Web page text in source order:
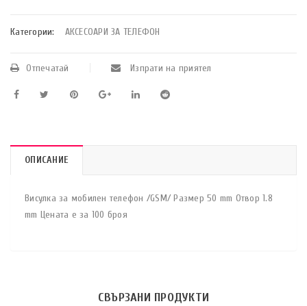
Категории: АКСЕСОАРИ ЗА ТЕЛЕФОН
Отпечатай Изпрати на приятел
ОПИСАНИЕ
Висулка за мобилен телефон /GSM/ Размер 50 mm Отвор 1.8
mm Цената е за 100 броя
СВЪРЗАНИ ПРОДУКТИ